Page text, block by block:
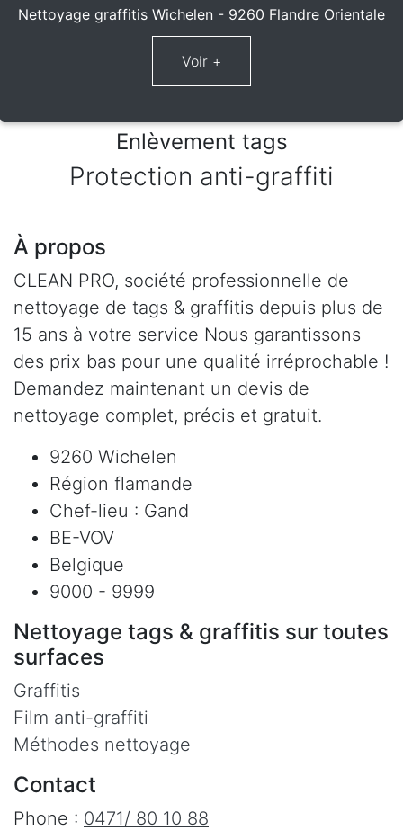
Nettoyage graffitis Wichelen - 9260 Flandre Orientale
Enlèvement tags
Protection anti-graffiti
À propos
CLEAN PRO, société professionnelle de
nettoyage de tags & graffitis depuis plus de
15 ans à votre service Nous garantissons
des prix bas pour une qualité irréprochable !
Demandez maintenant un devis de
nettoyage complet, précis et gratuit.
9260 Wichelen
Région flamande
Chef-lieu : Gand
BE-VOV
Belgique
9000 - 9999
Nettoyage tags & graffitis sur toutes
surfaces
Graffitis
Film anti-graffiti
Méthodes nettoyage
Contact
Phone : 0471/ 80 10 88